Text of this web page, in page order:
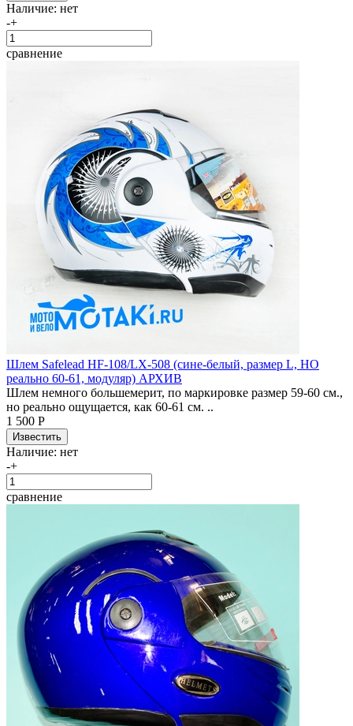
Наличие: нет
-+
сравнение
Шлем Safelead HF-108/LX-508 (сине-белый, размер L, НО
реально 60-61, модуляр) АРХИВ
Шлем немного большемерит, по маркировке размер 59-60 см.,
но реально ощущается, как 60-61 см. ..
1 500 Р
Наличие: нет
-+
сравнение